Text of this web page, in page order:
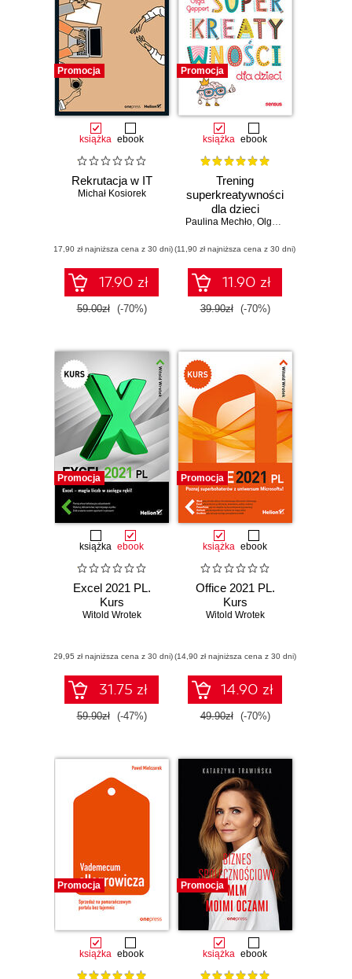
Promocja
książka ebook
Rekrutacja w IT
Michał Kosiorek
(17,90 zł najniższa cena z 30 dni)
17.90 zł
59.00zł (-70%)
Promocja
książka ebook
Trening
superkreatywności
dla dzieci
Paulina Mechło, Olga Geppert
(11,90 zł najniższa cena z 30 dni)
11.90 zł
39.90zł (-70%)
Promocja
książka ebook
Excel 2021 PL.
Kurs
Witold Wrotek
(29,95 zł najniższa cena z 30 dni)
31.75 zł
59.90zł (-47%)
Promocja
książka ebook
Office 2021 PL.
Kurs
Witold Wrotek
(14,90 zł najniższa cena z 30 dni)
14.90 zł
49.90zł (-70%)
Promocja
książka ebook
Promocja
książka ebook